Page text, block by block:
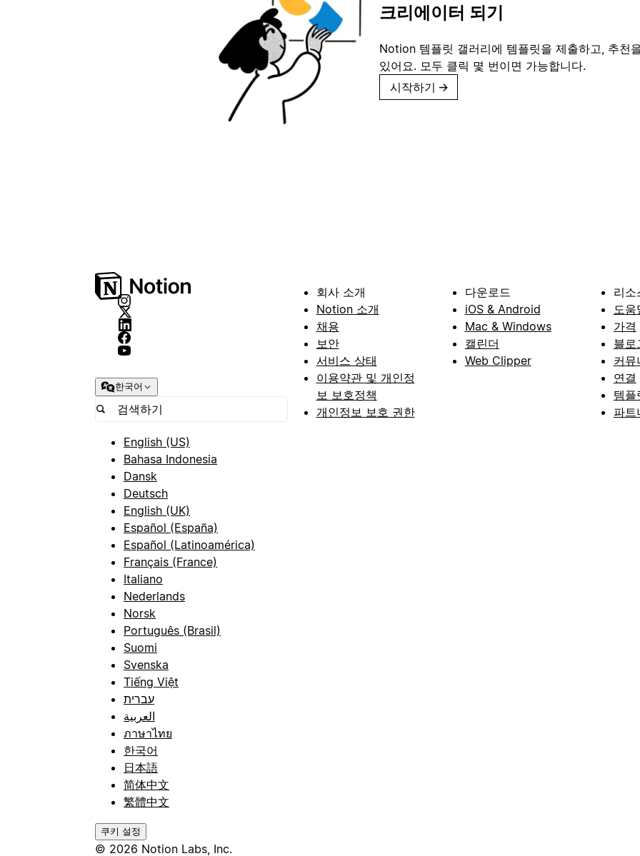
크리에이터 되기
Notion 템플릿 갤러리에 템플릿을 제출하고, 추천
있어요. 모두 클릭 몇 번이면 가능합니다.
시작하기 →
한국어
English (US)
Bahasa Indonesia
Dansk
Deutsch
English (UK)
Español (España)
Español (Latinoamérica)
Français (France)
Italiano
Nederlands
Norsk
Português (Brasil)
Suomi
Svenska
Tiếng Việt
עברית
العربية
ภาษาไทย
한국어
日本語
简体中文
繁體中文
쿠키 설정
© 2026 Notion Labs, Inc.
회사 소개
Notion 소개
채용
보안
서비스 상태
이용약관 및 개인정
보 보호정책
개인정보 보호 권한
다운로드
iOS & Android
Mac & Windows
캘린더
Web Clipper
리소
도움
가격
블로
커뮤
연결
템플
파트